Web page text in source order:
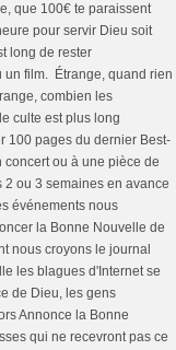
que 100€ te paraissent
pour servir Dieu soit
long de rester
un film. Étrange, quand rien
combien les
culte est plus long
100 pages du dernier Best-
ou à une pièce de
ou 3 semaines en avance
événements nous
la Bonne Nouvelle de
nous croyons le journal
les blagues d'Internet se
de Dieu, les gens
Annonce la Bonne
qui ne recevront pas ce